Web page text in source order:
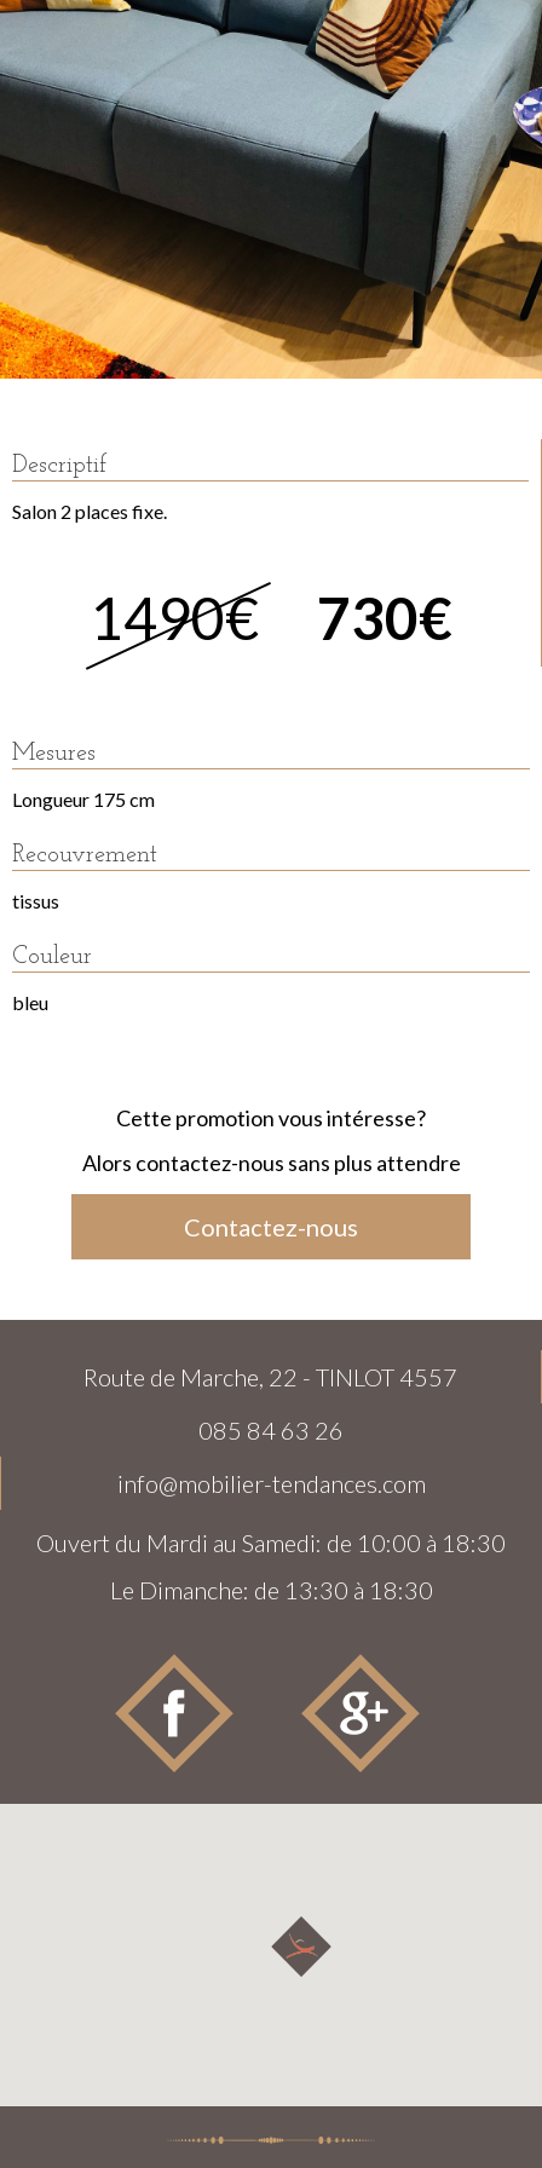
Descriptif
Salon 2 places fixe.
1490€ 730€
Mesures
Longueur 175 cm
Recouvrement
tissus
Couleur
bleu
Cette promotion vous intéresse?
Alors contactez-nous sans plus attendre
Contactez-nous
Route de Marche, 22 - TINLOT 4557
085 84 63 26
info@mobilier-tendances.com
Ouvert du Mardi au Samedi: de 10:00 à 18:30
Le Dimanche: de 13:30 à 18:30